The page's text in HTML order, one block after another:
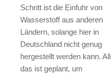
Schritt ist die Einfuhr von
Wasserstoff aus anderen
Ländern, solange hier in
Deutschland nicht genug
hergestellt werden kann. All
das ist geplant, um